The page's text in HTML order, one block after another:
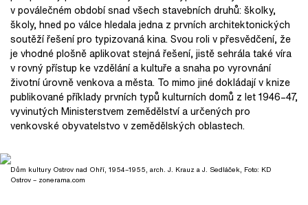
v poválečném období snad všech stavebních druhů: školky,
školy, hned po válce hledala jedna z prvních architektonických
soutěží řešení pro typizovaná kina. Svou roli v přesvědčení, že
je vhodné plošně aplikovat stejná řešení, jistě sehrála také víra
v rovný přístup ke vzdělání a kultuře a snaha po vyrovnání
životní úrovně venkova a města. To mimo jiné dokládají v knize
publikované příklady prvních typů kulturních domů z let 1946–47,
vyvinutých Ministerstvem zemědělství a určených pro
venkovské obyvatelstvo v zemědělských oblastech.
Dům kultury Ostrov nad Ohří, 1954–1955, arch. J. Krauz a J. Sedláček, Foto: KD
Ostrov – zonerama.com